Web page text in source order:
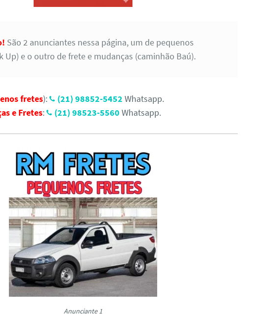
São 2 anunciantes nessa página, um de pequenos
Up) e o outro de frete e mudanças (caminhão Baú).
fretes): (21) 98852-5452 Whatsapp.
e Fretes: (21) 98523-5560 Whatsapp.
Anunciante 1